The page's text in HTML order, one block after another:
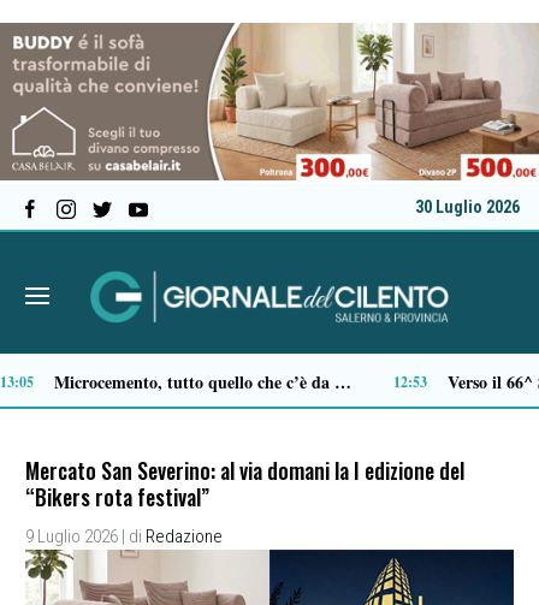
30 Luglio 2026
Al Festival dell’Aspide arriva “Il tempo delle radici”: un cammino immersivo tra memoria, mindfulness e sapori 10:54
Mercato San Severino: al via domani la I edizione del
“Bikers rota festival”
9 Luglio 2026 | di Redazione